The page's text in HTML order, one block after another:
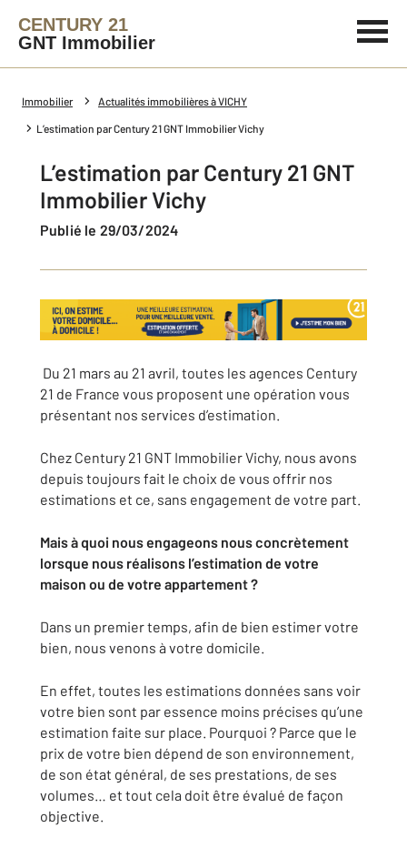
CENTURY 21
GNT Immobilier
Immobilier Actualités immobilières à VICHY
L’estimation par Century 21 GNT Immobilier Vichy
L’estimation par Century 21 GNT
Immobilier Vichy
Publié le 29/03/2024
Du 21 mars au 21 avril, toutes les agences Century
21 de France vous proposent une opération vous
présentant nos services d’estimation.
Chez Century 21 GNT Immobilier Vichy, nous avons
depuis toujours fait le choix de vous offrir nos
estimations et ce, sans engagement de votre part.
Mais à quoi nous engageons nous concrètement
lorsque nous réalisons l’estimation de votre
maison ou de votre appartement ?
Dans un premier temps, afin de bien estimer votre
bien, nous venons à votre domicile.
En effet, toutes les estimations données sans voir
votre bien sont par essence moins précises qu’une
estimation faite sur place. Pourquoi ? Parce que le
prix de votre bien dépend de son environnement,
de son état général, de ses prestations, de ses
volumes… et tout cela doit être évalué de façon
objective.